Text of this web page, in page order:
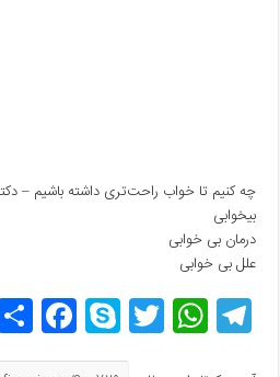
چه کنیم تا خواب راحت‌تری داشته باشیم –
بیخوابی
درمان بی خوابی
علل بی خوابی
T
el
W
h
T
w
S
ky
F
a